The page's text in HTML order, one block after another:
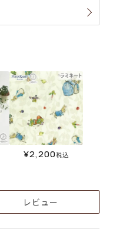
¥2,200税込
レビュー